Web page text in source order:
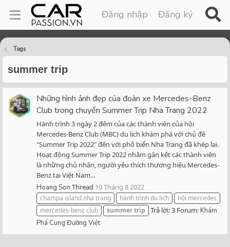
Đăng nhập Đăng ký
Tags
summer trip
Những hình ảnh đẹp của đoàn xe Mercedes-Benz
Club trong chuyến Summer Trip Nha Trang 2022
Hành trình 3 ngày 2 đêm của các thành viên của hội
Mercedes-Benz Club (MBC) du lịch khám phá với chủ đề
"Summer Trip 2022" đến với phố biển Nha Trang đã khép lại.
Hoạt động Summer Trip 2022 nhằm gắn kết các thành viên
là những chủ nhân, người yêu thích thương hiệu Mercedes-
Benz tại Việt Nam...
Hoang Son Thread 10 Tháng 8 2022
champa island nha trang hành trình du lịch
hội mercedes
mercedes-benz club
summertrip Trả lời: 3 Forum:Khám
Phá Cung Đường Việt